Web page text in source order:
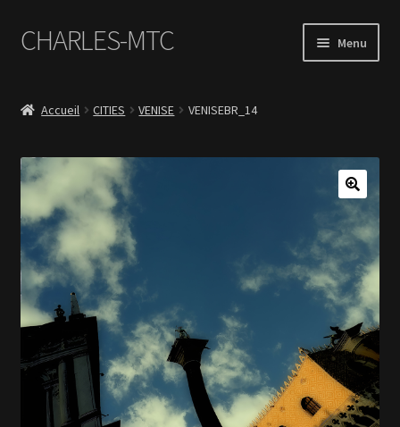
Aller
à
navigation
Aller
au
CHARLES-MTC Menu
Le Book Portfolio
Contact
Accueil CITIES VENISE VENISEBR_14